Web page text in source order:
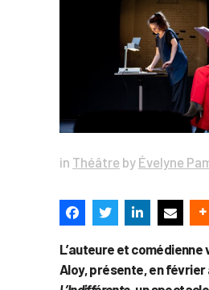
in Théâtre by Évelyne
L’auteure et comédienne
Aloy, présente, en février